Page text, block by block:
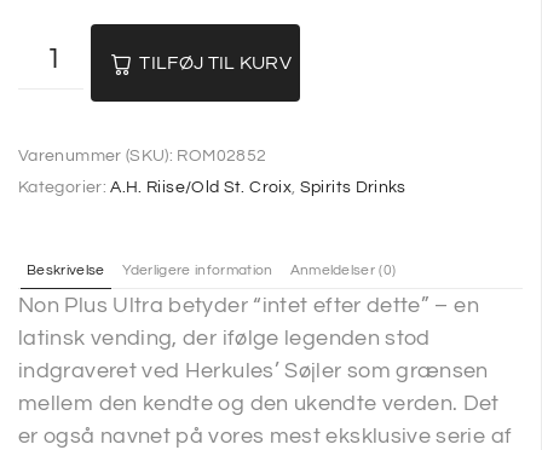
TILFØJ TIL KURV
Varenummer (SKU): ROM02852
Kategorier:A.H. Riise/Old St. Croix, Spirits Drinks
Beskrivelse Yderligere information Anmeldelser (0)
Non Plus Ultra betyder “intet efter dette” – en
latinsk vending, der ifølge legenden stod
indgraveret ved Herkules’ Søjler som grænsen
mellem den kendte og den ukendte verden. Det
er også navnet på vores mest eksklusive serie af